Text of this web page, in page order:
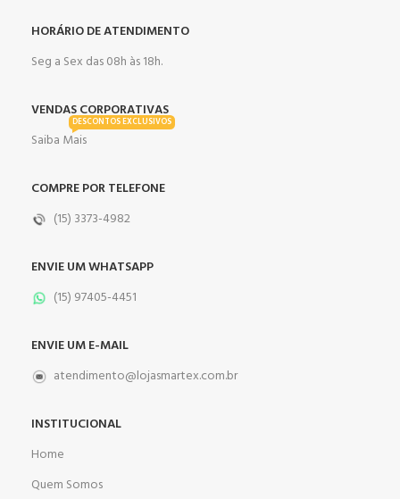
HORÁRIO DE ATENDIMENTO
Seg a Sex das 08h às 18h.
VENDAS CORPORATIVAS
Saiba Mais
DESCONTOS EXCLUSIVOS
COMPRE POR TELEFONE
(15) 3373-4982
ENVIE UM WHATSAPP
(15) 97405-4451
ENVIE UM E-MAIL
atendimento@lojasmartex.com.br
INSTITUCIONAL
Home
Quem Somos